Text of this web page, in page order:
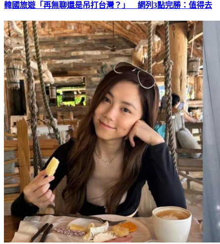
韓國旅遊「再無聊還是吊打台灣？」 網列3點完勝：值得去